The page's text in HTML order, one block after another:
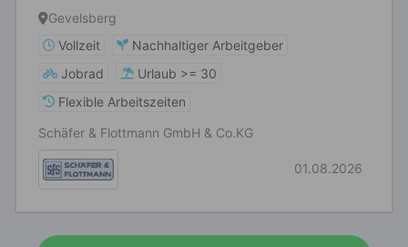
Gevelsberg
Vollzeit
Nachhaltiger Arbeitgeber
Jobrad
Urlaub >= 30
Flexible Arbeitszeiten
Schäfer & Flottmann GmbH & Co.KG
01.08.2026